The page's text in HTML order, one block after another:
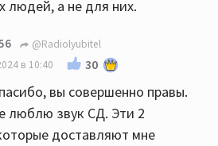
людей, а не для них.
@Radiolyubitel
в 10:40
30
вы совершенно правы.
люблю звук СД. Эти 2
доставляют мне